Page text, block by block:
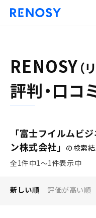
RENOSY （
評判・口コ
「富士フイルムビ
ン株式会社」 の検索
全1件中1〜1件表示中
新しい順 評価が高い順